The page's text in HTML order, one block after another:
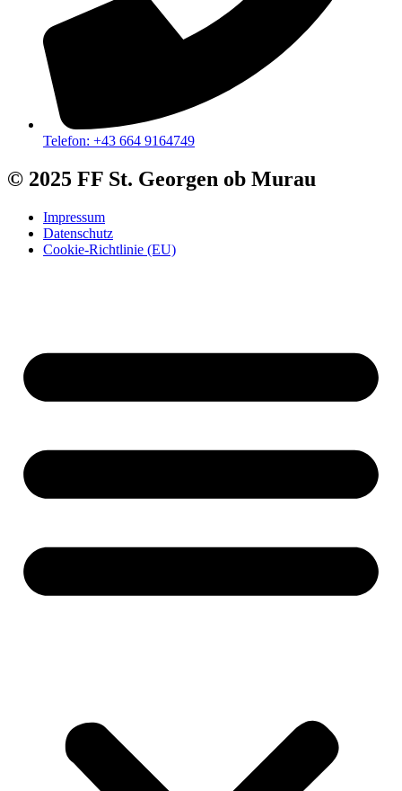
Telefon: +43 664 9164749
© 2025 FF St. Georgen ob Murau
Impressum
Datenschutz
Cookie-Richtlinie (EU)